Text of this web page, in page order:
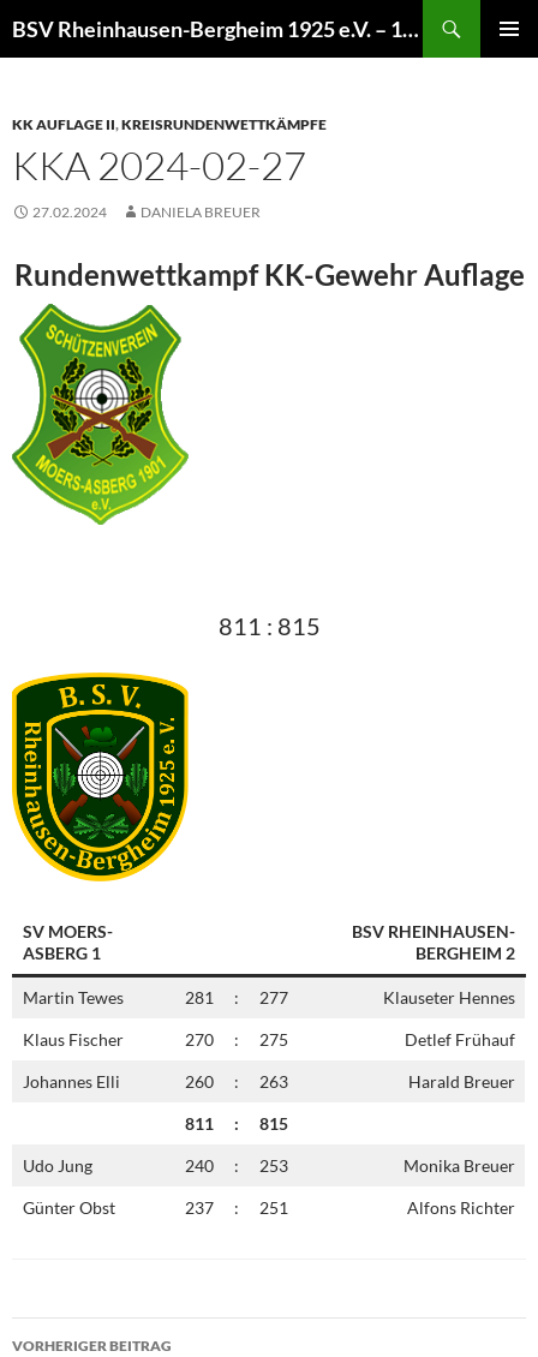
Inhalt
BSV Rheinhausen-Bergheim 1925 e.V. – 100% Sportschießen
KK AUFLAGE II,KREISRUNDENWETTKÄMPFE
KKA 2024-02-27
27.02.2024 DANIELA BREUER
Rundenwettkampf KK-Gewehr Auflage
811 : 815
SV MOERS-
ASBERG 1
BSV RHEINHAUSEN-
BERGHEIM 2
Martin Tewes 281 : 277 Klauseter Hennes
Klaus Fischer 270 : 275 Detlef Frühauf
Johannes Elli 260 : 263 Harald Breuer
811 : 815
Udo Jung 240 : 253 Monika Breuer
Günter Obst 237 : 251 Alfons Richter
Beitragsnavigation
VORHERIGER BEITRAG